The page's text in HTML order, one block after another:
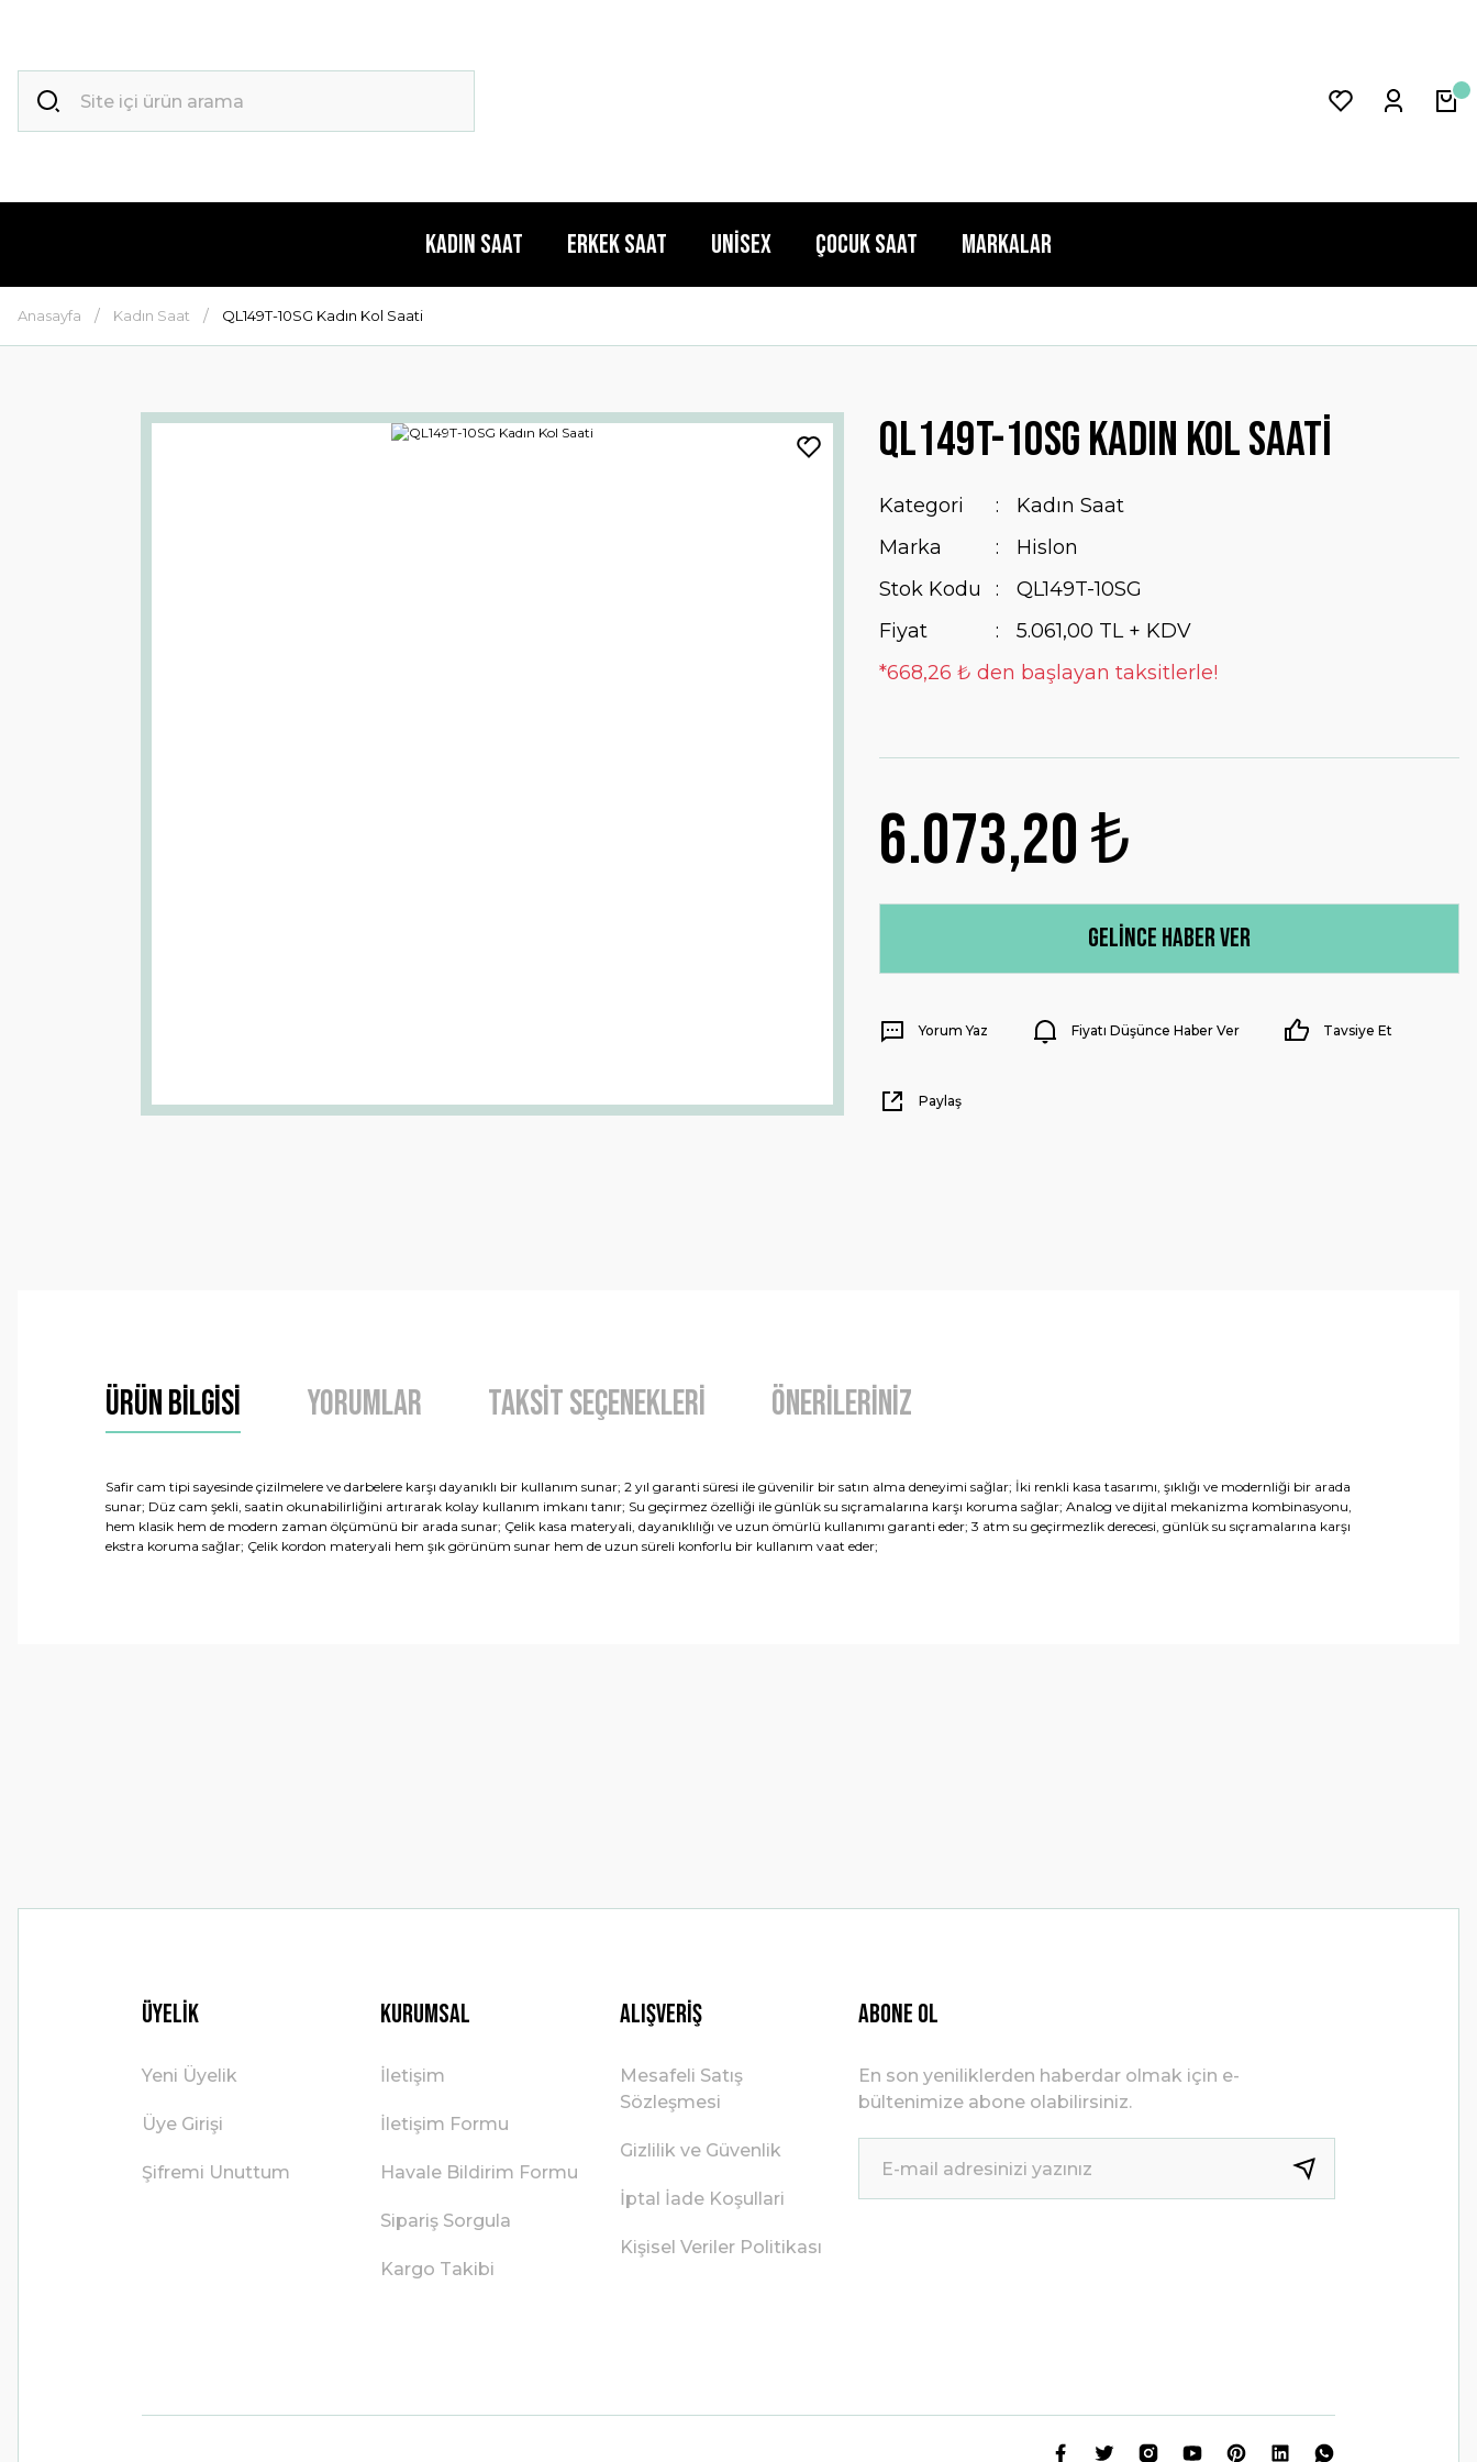
Kadın Saat Erkek Saat Unisex Çocuk Saat Markalar
Anasayfa Kadın Saat QL149T-10SG Kadın Kol Saati
QL149T-10SG Kadın Kol Saati
Kategori
Kadın Saat
Marka
Hislon
Stok Kodu
QL149T-10SG
Fiyat
5.061,00 TL + KDV
*668,26 ₺ den başlayan taksitlerle!
6.073,20 ₺
Gelince Haber Ver
Yorum Yaz Fiyatı Düşünce Haber Ver Tavsiye Et
Paylaş
Ürün Bilgisi Yorumlar Taksit Seçenekleri Önerileriniz
Safir cam tipi sayesinde çizilmelere ve darbelere karşı dayanıklı bir kullanım sunar; 2 yıl garanti süresi ile güvenilir bir satın alma deneyimi sağlar; İki renkli kasa tasarımı, şıklığı ve modernliği bir arada
sunar; Düz cam şekli, saatin okunabilirliğini artırarak kolay kullanım imkanı tanır; Su geçirmez özelliği ile günlük su sıçramalarına karşı koruma sağlar; Analog ve dijital mekanizma kombinasyonu,
hem klasik hem de modern zaman ölçümünü bir arada sunar; Çelik kasa materyali, dayanıklılığı ve uzun ömürlü kullanımı garanti eder; 3 atm su geçirmezlik derecesi, günlük su sıçramalarına karşı
ekstra koruma sağlar; Çelik kordon materyali hem şık görünüm sunar hem de uzun süreli konforlu bir kullanım vaat eder;
Üyelik
Yeni Üyelik
Üye Girişi
Şifremi Unuttum
Kurumsal
İletişim
İletişim Formu
Havale Bildirim Formu
Sipariş Sorgula
Kargo Takibi
Alışveriş
Mesafeli Satış
Sözleşmesi
Gizlilik ve Güvenlik
İptal İade Koşullari
Kişisel Veriler Politikası
ABONE OL
En son yeniliklerden haberdar olmak için e-
bültenimize abone olabilirsiniz.